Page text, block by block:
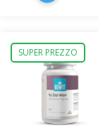
SUPER PREZZO